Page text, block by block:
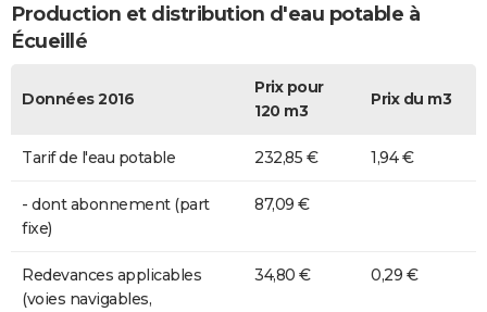
Production et distribution d'eau potable à
Écueillé
Données 2016
Prix pour
120 m3
Prix du m3
Tarif de l'eau potable 232,85 € 1,94 €
- dont abonnement (part
fixe)
87,09 €
Redevances applicables
(voies navigables,
34,80 € 0,29 €